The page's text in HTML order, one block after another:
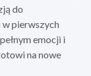
do
pierwszych
emocji i
na nowe